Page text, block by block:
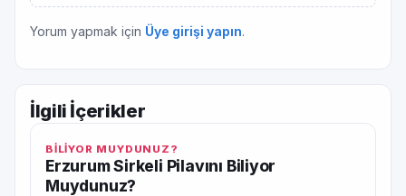
Yorum yapmak için Üye girişi yapın.
İlgili İçerikler
BİLİYOR MUYDUNUZ?
Erzurum Sirkeli Pilavını Biliyor
Muydunuz?